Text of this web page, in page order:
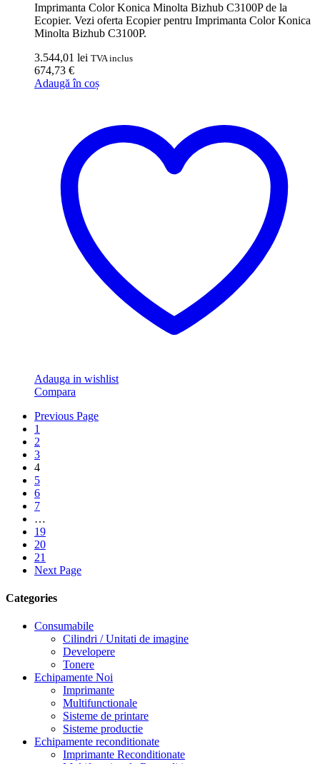
Imprimanta Color Konica Minolta Bizhub C3100P de la
Ecopier. Vezi oferta Ecopier pentru Imprimanta Color Konica
Minolta Bizhub C3100P.
3.544,01 lei TVA inclus
674,73 €
Adaugă în coș
Adauga in wishlist
Compara
Previous Page
1
2
3
4
5
6
7
…
19
20
21
Next Page
Categories
Consumabile
Cilindri / Unitati de imagine
Developere
Tonere
Echipamente Noi
Imprimante
Multifunctionale
Sisteme de printare
Sisteme productie
Echipamente reconditionate
Imprimante Reconditionate